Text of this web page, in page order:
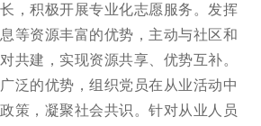
，积极开展专业化志愿服务。发挥
等资源丰富的优势，主动与社区和
共建，实现资源共享、优势互补。
泛的优势，组织党员在从业活动中
策，凝聚社会共识。针对从业人员